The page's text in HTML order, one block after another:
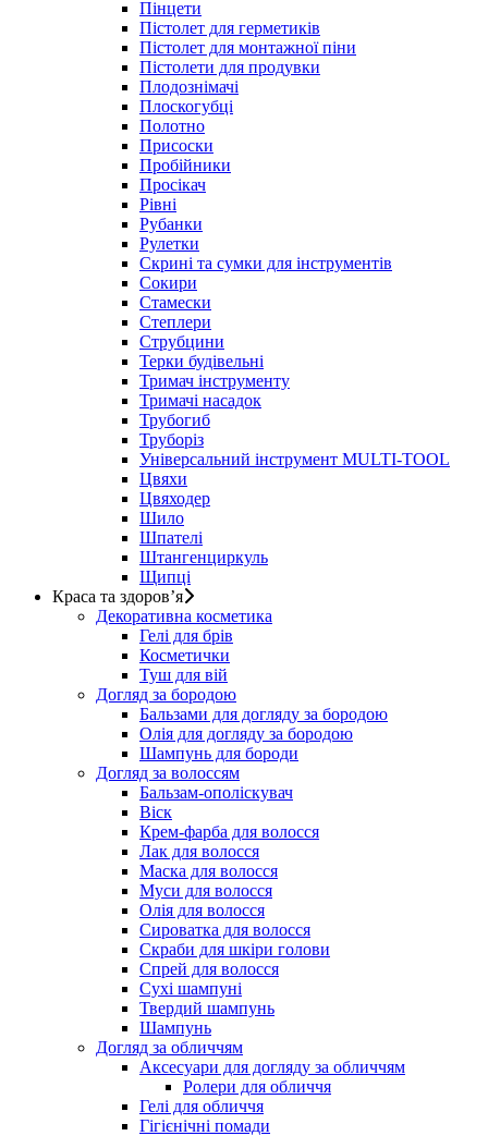
Пінцети
Пістолет для герметиків
Пістолет для монтажної піни
Пістолети для продувки
Плодознімачі
Плоскогубці
Полотно
Присоски
Пробійники
Просікач
Рівні
Рубанки
Рулетки
Скрині та сумки для інструментів
Сокири
Стамески
Степлери
Струбцини
Терки будівельні
Тримач інструменту
Тримачі насадок
Трубогиб
Труборіз
Універсальний інструмент MULTI-TOOL
Цвяхи
Цвяходер
Шило
Шпателі
Штангенциркуль
Щипці
Краса та здоров’я
Декоративна косметика
Гелі для брів
Косметички
Туш для вій
Догляд за бородою
Бальзами для догляду за бородою
Олія для догляду за бородою
Шампунь для бороди
Догляд за волоссям
Бальзам-ополіскувач
Віск
Крем-фарба для волосся
Лак для волосся
Маска для волосся
Муси для волосся
Олія для волосся
Сироватка для волосся
Скраби для шкіри голови
Спрей для волосся
Сухі шампуні
Твердий шампунь
Шампунь
Догляд за обличчям
Аксесуари для догляду за обличчям
Ролери для обличчя
Гелі для обличчя
Гігієнічні помади